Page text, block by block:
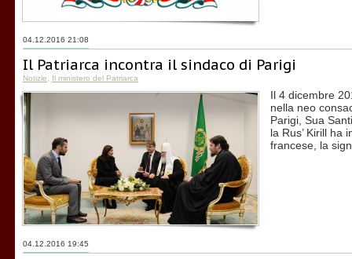
04.12.2016 21:08
Il Patriarca incontra il sindaco di Parigi
Notizie Il ministero del Patriarca
Il 4 dicembre
nella neo
Parigi, Sua
la Rus’ Kirill ha
francese, la
04.12.2016 19:45